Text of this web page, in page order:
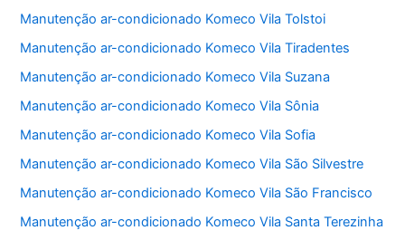
Manutenção ar-condicionado Komeco Vila Tolstoi
Manutenção ar-condicionado Komeco Vila Tiradentes
Manutenção ar-condicionado Komeco Vila Suzana
Manutenção ar-condicionado Komeco Vila Sônia
Manutenção ar-condicionado Komeco Vila Sofia
Manutenção ar-condicionado Komeco Vila São Silvestre
Manutenção ar-condicionado Komeco Vila São Francisco
Manutenção ar-condicionado Komeco Vila Santa Terezinha